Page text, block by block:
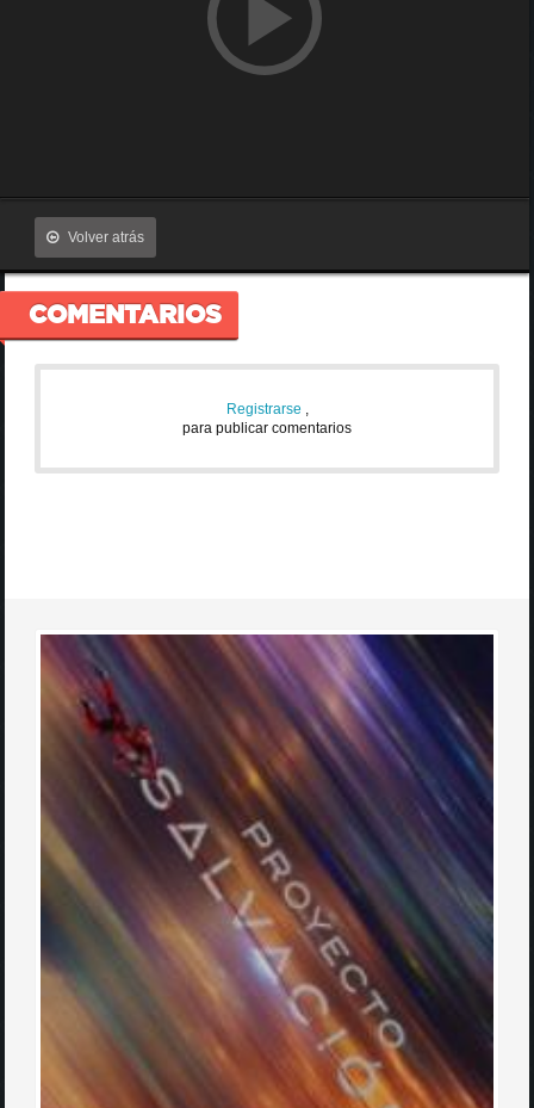
Volver atrás
COMENTARIOS
Registrarse ,
para publicar comentarios